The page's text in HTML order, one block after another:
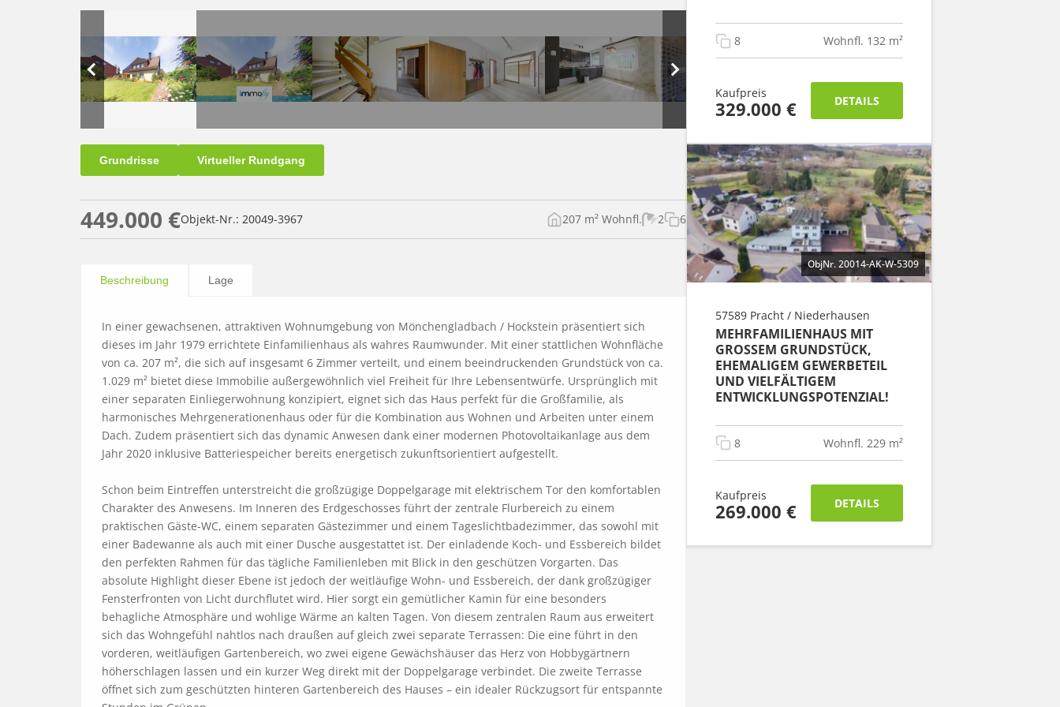
Grundrisse Virtueller Rundgang
449.000 €Objekt-Nr.: 20049-3967 207 m² Wohnfl. 2 6
Beschreibung Lage
In einer gewachsenen, attraktiven Wohnumgebung von Mönchengladbach / Hockstein präsentiert sich
dieses im Jahr 1979 errichtete Einfamilienhaus als wahres Raumwunder. Mit einer stattlichen Wohnfläche
von ca. 207 m², die sich auf insgesamt 6 Zimmer verteilt, und einem beeindruckenden Grundstück von ca.
1.029 m² bietet diese Immobilie außergewöhnlich viel Freiheit für Ihre Lebensentwürfe. Ursprünglich mit
einer separaten Einliegerwohnung konzipiert, eignet sich das Haus perfekt für die Großfamilie, als
harmonisches Mehrgenerationenhaus oder für die Kombination aus Wohnen und Arbeiten unter einem
Dach. Zudem präsentiert sich das dynamic Anwesen dank einer modernen Photovoltaikanlage aus dem
Jahr 2020 inklusive Batteriespeicher bereits energetisch zukunftsorientiert aufgestellt.
Schon beim Eintreffen unterstreicht die großzügige Doppelgarage mit elektrischem Tor den komfortablen
Charakter des Anwesens. Im Inneren des Erdgeschosses führt der zentrale Flurbereich zu einem
praktischen Gäste-WC, einem separaten Gästezimmer und einem Tageslichtbadezimmer, das sowohl mit
einer Badewanne als auch mit einer Dusche ausgestattet ist. Der einladende Koch- und Essbereich bildet
den perfekten Rahmen für das tägliche Familienleben mit Blick in den geschützen Vorgarten. Das
absolute Highlight dieser Ebene ist jedoch der weitläufige Wohn- und Essbereich, der dank großzügiger
Fensterfronten von Licht durchflutet wird. Hier sorgt ein gemütlicher Kamin für eine besonders
behagliche Atmosphäre und wohlige Wärme an kalten Tagen. Von diesem zentralen Raum aus erweitert
sich das Wohngefühl nahtlos nach draußen auf gleich zwei separate Terrassen: Die eine führt in den
vorderen, weitläufigen Gartenbereich, wo zwei eigene Gewächshäuser das Herz von Hobbygärtnern
höherschlagen lassen und ein kurzer Weg direkt mit der Doppelgarage verbindet. Die zweite Terrasse
öffnet sich zum geschützten hinteren Gartenbereich des Hauses – ein idealer Rückzugsort für entspannte
8 Wohnfl. 132 m²
Kaufpreis
329.000 € DETAILS
ObjNr. 20014-AK-W-5309
57589 Pracht / Niederhausen
MEHRFAMILIENHAUS MIT
GROSSEM GRUNDSTÜCK, E
HEMALIGEM GEWERBETEIL U
ND VIELFÄLTIGEM E
NTWICKLUNGSPOTENZIAL!
8 Wohnfl. 229 m²
Kaufpreis
269.000 € DETAILS